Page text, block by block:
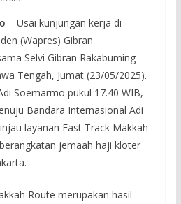
– Usai kunjungan kerja di
(Wapres) Gibran
Selvi Gibran Rakabuming
Tengah, Jumat (23/05/2025).
Soemarmo pukul 17.40 WIB,
Bandara Internasional Adi
layanan Fast Track Makkah
jemaah haji kloter
Route merupakan hasil